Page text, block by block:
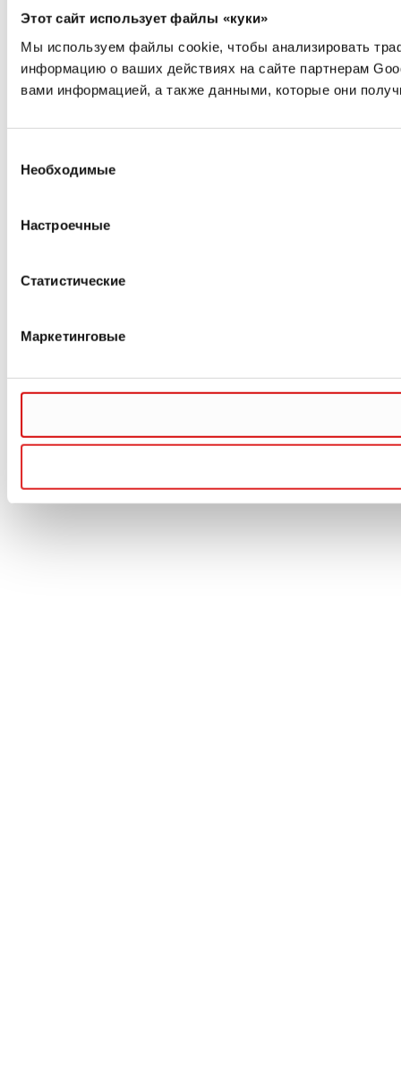
Этот сайт использует файлы «куки»
Мы используем файлы cookie, чтобы анализировать
информацию о ваших действиях на сайте партнерам
вами информацией, а также данными, которые они
согласия
Необходимые
Настроечные
Статистические
Маркетинговые